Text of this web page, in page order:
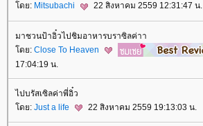
ดย: Mitsubachi 22 สิงหาคม 2559 12:31:47 น.
มาชวนป้าอิ๋วไปชิมอาหารบราซิลค่าา
ดย: Close To Heaven
17:04:19 น.
ไปบรัสเซิลค่าพี่อิ๋ว
ดย: Just a life 22 สิงหาคม 2559 19:13:03 น.